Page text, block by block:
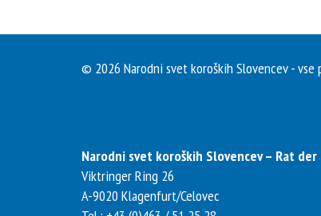
© 2026 Narodni svet koroških Slovencev - vse
Narodni svet koroških Slovencev – Rat
Viktringer Ring 26
A-9020 Klagenfurt/Celovec